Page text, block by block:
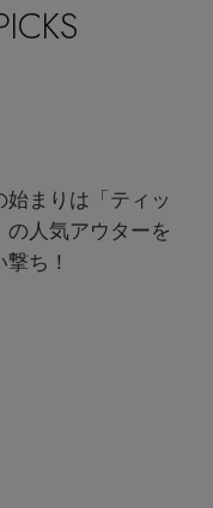
始まりは「ティッ
の人気アウターを
ち！